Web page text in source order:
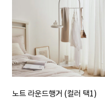
노트 라운드행거 (컬러 택1)